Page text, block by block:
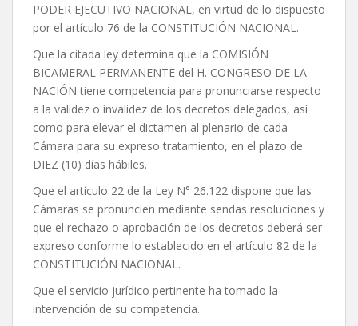
PODER EJECUTIVO NACIONAL, en virtud de lo dispuesto
por el artículo 76 de la CONSTITUCIÓN NACIONAL.
Que la citada ley determina que la COMISIÓN
BICAMERAL PERMANENTE del H. CONGRESO DE LA
NACIÓN tiene competencia para pronunciarse respecto
a la validez o invalidez de los decretos delegados, así
como para elevar el dictamen al plenario de cada
Cámara para su expreso tratamiento, en el plazo de
DIEZ (10) días hábiles.
Que el artículo 22 de la Ley N° 26.122 dispone que las
Cámaras se pronuncien mediante sendas resoluciones y
que el rechazo o aprobación de los decretos deberá ser
expreso conforme lo establecido en el artículo 82 de la
CONSTITUCIÓN NACIONAL.
Que el servicio jurídico pertinente ha tomado la
intervención de su competencia.